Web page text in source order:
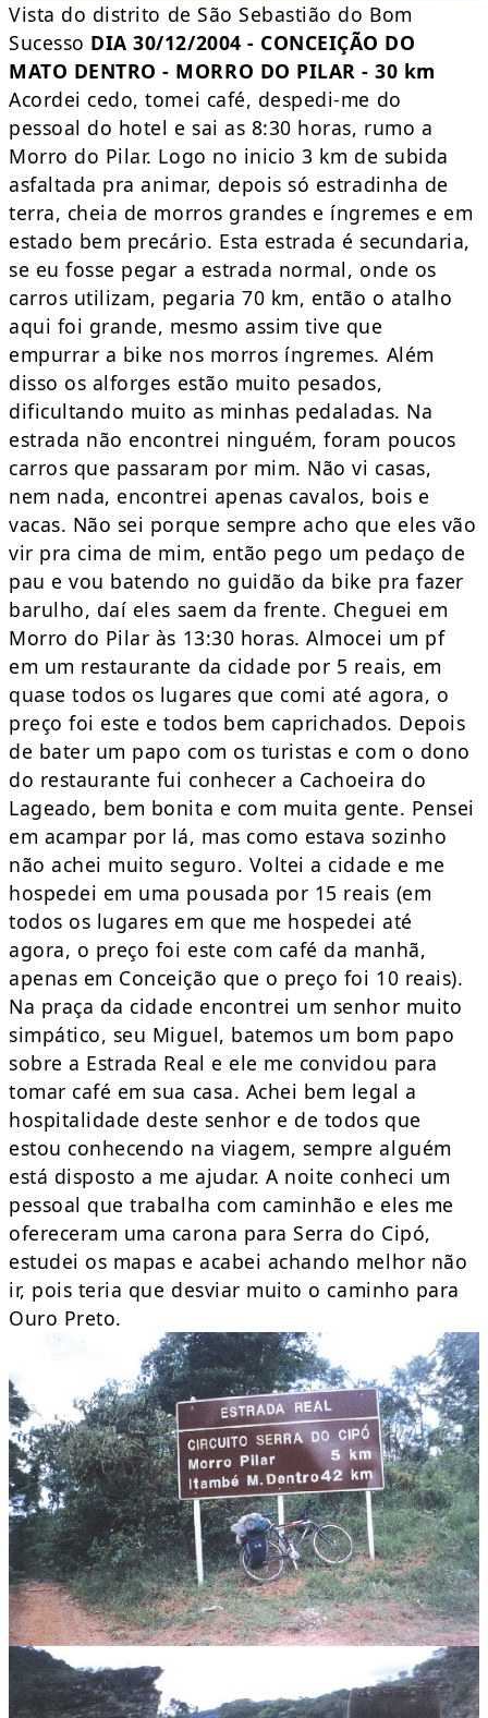
Vista do distrito de São Sebastião do Bom
Sucesso DIA 30/12/2004 - CONCEIÇÃO DO
MATO DENTRO - MORRO DO PILAR - 30 km
Acordei cedo, tomei café, despedi-me do
pessoal do hotel e sai as 8:30 horas, rumo a
Morro do Pilar. Logo no inicio 3 km de subida
asfaltada pra animar, depois só estradinha de
terra, cheia de morros grandes e íngremes e em
estado bem precário. Esta estrada é secundaria,
se eu fosse pegar a estrada normal, onde os
carros utilizam, pegaria 70 km, então o atalho
aqui foi grande, mesmo assim tive que
empurrar a bike nos morros íngremes. Além
disso os alforges estão muito pesados,
dificultando muito as minhas pedaladas. Na
estrada não encontrei ninguém, foram poucos
carros que passaram por mim. Não vi casas,
nem nada, encontrei apenas cavalos, bois e
vacas. Não sei porque sempre acho que eles vão
vir pra cima de mim, então pego um pedaço de
pau e vou batendo no guidão da bike pra fazer
barulho, daí eles saem da frente. Cheguei em
Morro do Pilar às 13:30 horas. Almocei um pf
em um restaurante da cidade por 5 reais, em
quase todos os lugares que comi até agora, o
preço foi este e todos bem caprichados. Depois
de bater um papo com os turistas e com o dono
do restaurante fui conhecer a Cachoeira do
Lageado, bem bonita e com muita gente. Pensei
em acampar por lá, mas como estava sozinho
não achei muito seguro. Voltei a cidade e me
hospedei em uma pousada por 15 reais (em
todos os lugares em que me hospedei até
agora, o preço foi este com café da manhã,
apenas em Conceição que o preço foi 10 reais).
Na praça da cidade encontrei um senhor muito
simpático, seu Miguel, batemos um bom papo
sobre a Estrada Real e ele me convidou para
tomar café em sua casa. Achei bem legal a
hospitalidade deste senhor e de todos que
estou conhecendo na viagem, sempre alguém
está disposto a me ajudar. A noite conheci um
pessoal que trabalha com caminhão e eles me
ofereceram uma carona para Serra do Cipó,
estudei os mapas e acabei achando melhor não
ir, pois teria que desviar muito o caminho para
Ouro Preto.